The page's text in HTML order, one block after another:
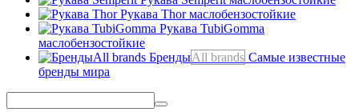
Рукава Thorмаслобензостойкие
Рукава TubiGomma
маслобензостойкие
БрендыAll brands Самые известные
бренды мира